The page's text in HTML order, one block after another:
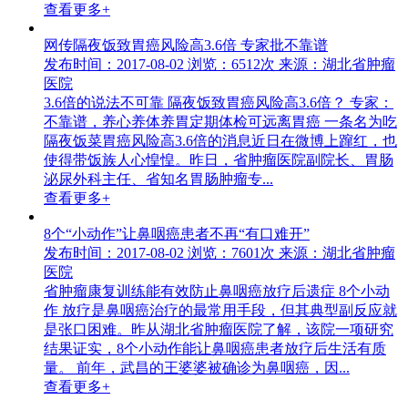
查看更多+
网传隔夜饭致胃癌风险高3.6倍 专家批不靠谱
发布时间：2017-08-02 浏览：6512次 来源：湖北省肿瘤
医院
3.6倍的说法不可靠 隔夜饭致胃癌风险高3.6倍？ 专家：
不靠谱，养心养体养胃定期体检可远离胃癌 一条名为吃
隔夜饭菜胃癌风险高3.6倍的消息近日在微博上蹿红，也
使得带饭族人心惶惶。昨日，省肿瘤医院副院长、胃肠
泌尿外科主任、省知名胃肠肿瘤专...
查看更多+
8个“小动作”让鼻咽癌患者不再“有口难开”
发布时间：2017-08-02 浏览：7601次 来源：湖北省肿瘤
医院
省肿瘤康复训练能有效防止鼻咽癌放疗后遗症 8个小动
作 放疗是鼻咽癌治疗的最常用手段，但其典型副反应就
是张口困难。昨从湖北省肿瘤医院了解，该院一项研究
结果证实，8个小动作能让鼻咽癌患者放疗后生活有质
量。 前年，武昌的王婆婆被确诊为鼻咽癌，因...
查看更多+